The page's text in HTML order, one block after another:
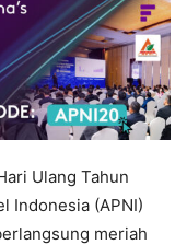
Ulang Tahun
Indonesia (APNI)
meriah